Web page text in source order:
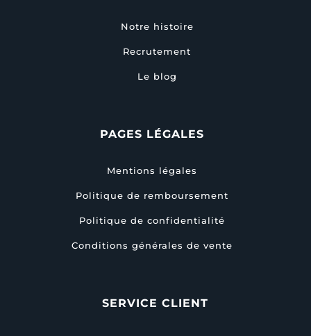
Notre histoire
Recrutement
Le blog
PAGES LÉGALES
Mentions légales
Politique de remboursement
Politique de confidentialité
Conditions générales de vente
SERVICE CLIENT